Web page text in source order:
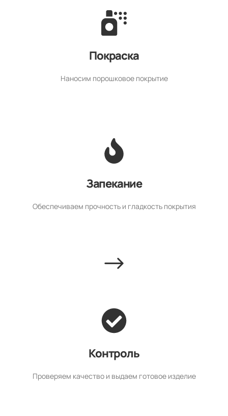
Покраска
Наносим порошковое покрытие
Запекание
Обеспечиваем прочность и гладкость покрытия
Контроль
Проверяем качество и выдаем готовое изделие